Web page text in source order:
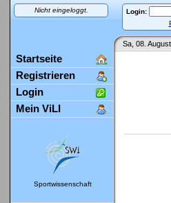
Nicht eingeloggt. Login:
Sa, 08.
Startseite
Registrieren
Login
Mein ViLI
Sportwissenschaft